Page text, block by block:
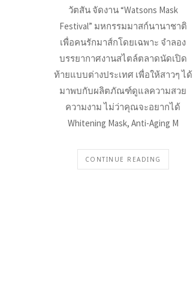
วัตสัน จัดงาน “Watsons Mask
Festival” มหกรรมมาสก์นานาชาติ
เพื่อคนรักมาส์กโดยเฉพาะ จำลอง
บรรยากาศงานสไตล์ตลาดนัดเปิด
ท้ายแบบต่างประเทศ เพื่อให้สาวๆ ได้
มาพบกับผลิตภัณฑ์ดูแลความสวย
ความงาม ไม่ว่าคุณจะอยากได้
Whitening Mask, Anti-Aging M
CONTINUE READING